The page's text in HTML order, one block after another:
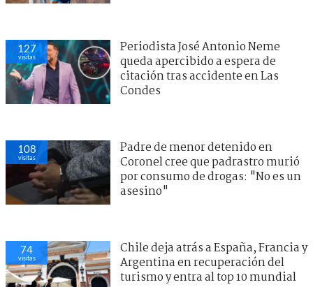
127
visitas
Periodista José Antonio Neme
queda apercibido a espera de
citación tras accidente en Las
Condes
108
visitas
Padre de menor detenido en
Coronel cree que padrastro murió
por consumo de drogas: "No es un
asesino"
74
visitas
Chile deja atrás a España, Francia y
Argentina en recuperación del
turismo y entra al top 10 mundial